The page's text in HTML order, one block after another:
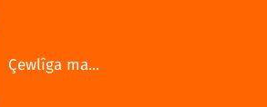
Çewlîga ma...